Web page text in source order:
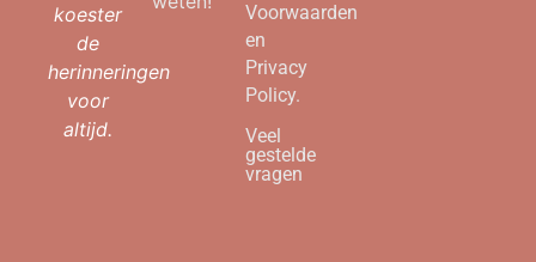
koester
de
herinneringen
voor
altijd.
Voorwaarden
en
Privacy
Policy.
Veel
gestelde
vragen